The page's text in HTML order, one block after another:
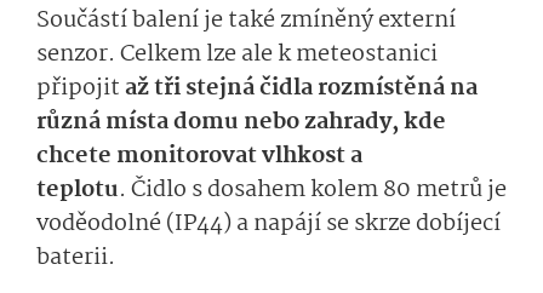
Součástí balení je takézmíněnýex­terní
senzor. Celkem lzealek mete­ostanici
připojitaž třistejná čidlarozmístě­nána
různá místa domu nebozahrady, kde
chcete monitorovatvlhkost a
teplotu. Čidlo s dosahemkolem80 metrů je
voděodolné (IP44) a napájí se skrze dobíjecí
baterii.